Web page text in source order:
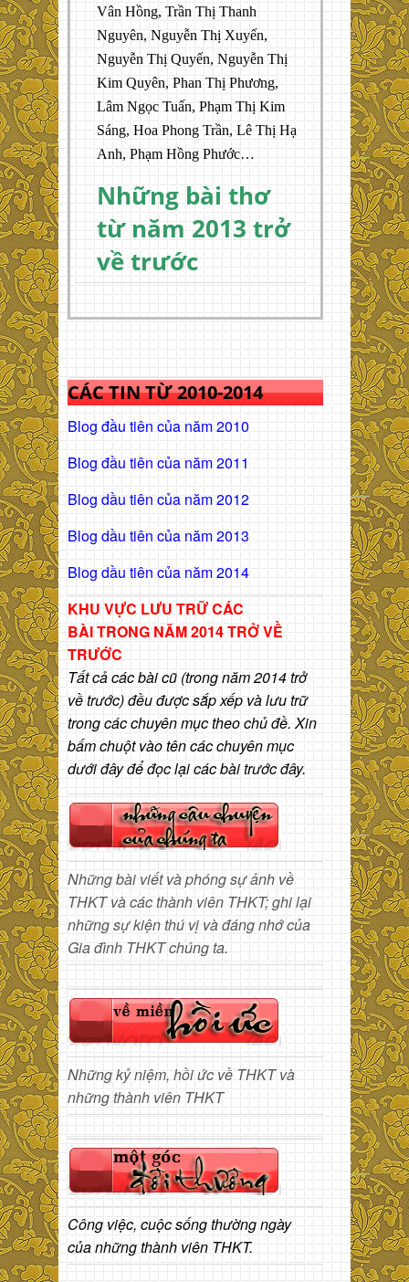
Vân Hồng, Trần Thị Thanh
Nguyên, Nguyễn Thị Xuyến,
Nguyễn Thị Quyến, Nguyễn Thị
Kim Quyên, Phan Thị Phương,
Lâm Ngọc Tuấn, Phạm Thị Kim
Sáng, Hoa Phong Trần, Lê Thị Hạ
Anh, Phạm Hồng Phước…
Những bài thơ
từ năm 2013 trở
về trước
CÁC TIN TỪ 2010-2014
Blog đầu tiên của năm 2010
Blog đầu tiên của năm 2011
Blog dầu tiên của năm 2012
Blog dầu tiên của năm 2013
Blog dầu tiên của năm 2014
KHU VỰC LƯU TRỮ CÁC
BÀITRONG NĂM 2014 TRỞ VỀ
TRƯỚC
Tất cả các bài cũ (trong năm 2014 trở
về trước) đều được sắp xếp và lưu trữ
trong các chuyên mục theo chủ đề. Xin
bấm chuột vào tên các chuyên mục
dưới đây để đọc lại các bài trước đây.
Những bài viết và phóng sự ảnh về
THKT và các thành viên THKT; ghi lại
những sự kiện thú vị và đáng nhớ của
Gia đình THKT chúng ta.
Những kỷ niệm, hồi ức về THKT và
những thành viên THKT
Công việc, cuộc sống thường ngày
của những thành viên THKT.